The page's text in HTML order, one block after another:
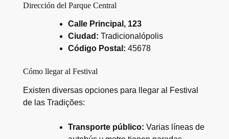
Dirección del Parque Central
Calle Principal, 123
Ciudad: Tradicionalópolis
Código Postal: 45678
Cómo llegar al Festival
Existen diversas opciones para llegar al Festival
de las Tradições:
Transporte público: Varias líneas de